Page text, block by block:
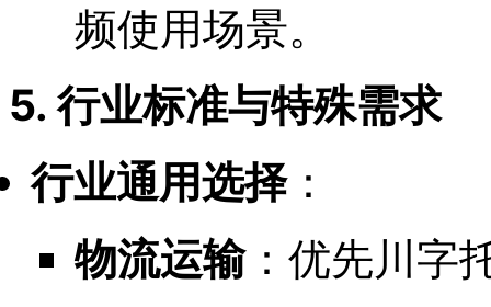
频使用场景。
5. 行业标准与特殊需求
行业通用选择：
物流运输：优先川字